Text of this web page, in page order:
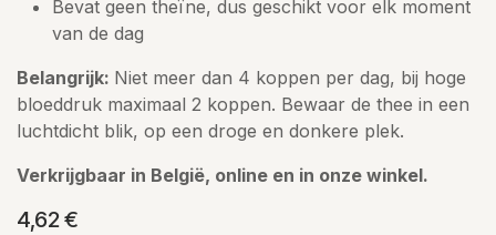
Bevat geen theïne, dus geschikt voor elk moment
van de dag
Belangrijk: Niet meer dan 4 koppen per dag, bij hoge
bloeddruk maximaal 2 koppen. Bewaar de thee in een
luchtdicht blik, op een droge en donkere plek.
Verkrijgbaar in België, online en in onze winkel.
4,62€